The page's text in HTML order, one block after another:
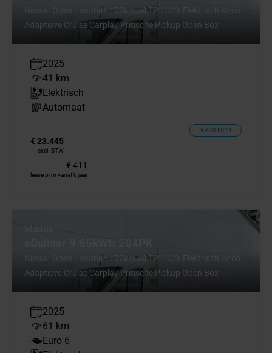
Nieuw! Open Laadbak 172km WLTP 100% Elektrisch Airco
Adaptieve Cruise Carplay Pritische Pickup Open Box
2025
41 km
Elektrisch
Automaat
BV001021
€ 23.445
excl. BTW
€ 411
lease p/m vanaf 6 jaar
Maxus
Nieuw! Open Laadbak 172km WLTP 100% Elektrisch Airco
Adaptieve Cruise Carplay Pritische Pickup Open Box
2025
61 km
Euro 6